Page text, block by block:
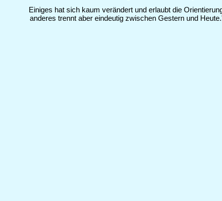
Einiges hat sich kaum verändert und erlaubt die
anderes trennt aber eindeutig zwischen Gestern und